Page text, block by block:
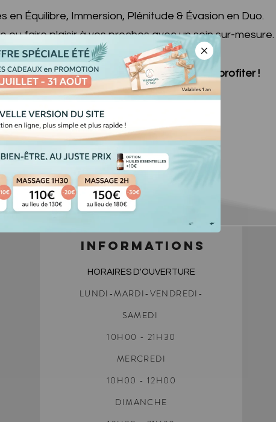
en Équilibre, Immersion, Plénitude & Évasion en Duo.
faire plaisir à vos proches avec un soin sur-mesure.
la page Offrir un massage pour en profiter !
INFORMATIONS
HORAIRES D'OUVERTURE
LUNDI-MARDI-VENDREDI-
SAMEDI
10H00 - 21H30
MERCREDI
10H00 - 12H00
DIMANCHE